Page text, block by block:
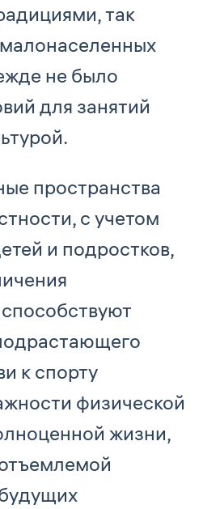
так
не было
для занятий
пространства
с учетом
и подростков,
к спорту
физической
жизни,